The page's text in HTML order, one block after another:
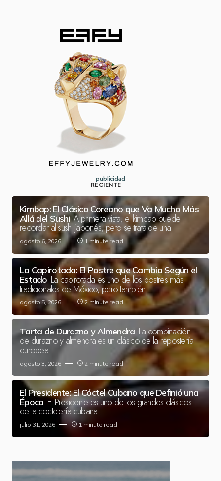
publicidad
RECIENTE
Kimbap: El Clásico Coreano que Va Mucho Más
Allá del Sushi A primera vista, el kimbap puede
recordar al sushi japonés, pero se trata de una
agosto 6, 2026 1 minute read
La Capirotada: El Postre que Cambia Según el
Estado La capirotada es uno de los postres más
tradicionales de México, pero también
agosto 5, 2026 2 minute read
Tarta de Durazno y Almendra La combinación
de durazno y almendra es un clásico de la repostería
europea
agosto 3, 2026 2 minute read
El Presidente: El Cóctel Cubano que Definió una
Época El Presidente es uno de los grandes clásicos
de la coctelería cubana
julio 31, 2026 1 minute read